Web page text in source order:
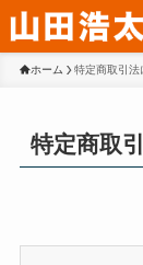
ホーム 特定商取引法
特定商取